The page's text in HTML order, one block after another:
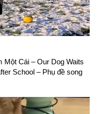
Cái – Our Dog Waits
School – Phụ đề song